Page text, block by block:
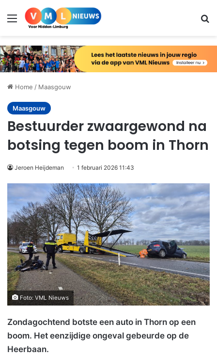
Menu
Home / Maasgouw
Maasgouw
Bestuurder zwaargewond na
botsing tegen boom in Thorn
Jeroen Heijdeman 1 februari 2026 11:43
Foto: VML Nieuws
Zondagochtend botste een auto in Thorn op een
boom. Het eenzijdige ongeval gebeurde op de
Heerbaan.